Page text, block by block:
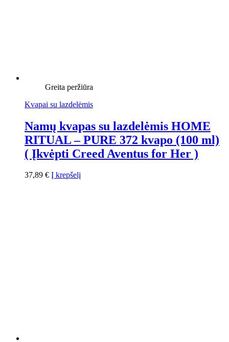
Greita peržiūra
Kvapai su lazdelėmis
Namų kvapas su lazdelėmis HOME
RITUAL – PURE 372 kvapo (100 ml)
( Įkvėpti Creed Aventus for Her )
37,89 € Į krepšelį